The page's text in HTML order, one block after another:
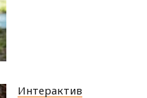
Интерактив